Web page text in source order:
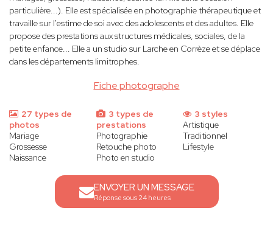
Fiche photographe
particulière...). Elle est spécialisée en photographie thérapeutique et
travaille sur l'estime de soi avec des adolescents et des adultes. Elle
propose des prestations aux structures médicales, sociales, de la
petite enfance... Elle a un studio sur Larche en Corrèze et se déplace
dans les départements limitrophes.
27 types de
photos
Mariage
Grossesse
Naissance
3 types de
prestations
Photographie
Retouche photo
Photo en studio
3 styles
Artistique
Traditionnel
Lifestyle
ENVOYER UN MESSAGE
Réponse sous 24 heures